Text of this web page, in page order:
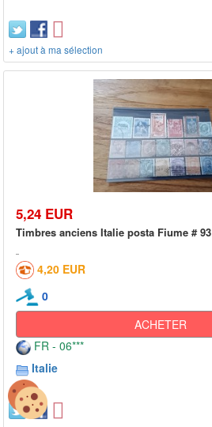
+ ajout à ma sélection
5,24 EUR
Timbres anciens Italie posta Fiume # 93
4,20 EUR
0
ACHETER
FR - 06***
Italie